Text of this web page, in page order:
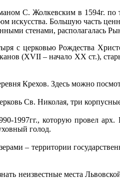
С. Жолкевским в 1594г.
искусства. Большую часть
стенами, располагалась
с церковью Рождества
(XVII – начало XX ст.),
Крехов. Здесь можно
Св. Николая, три
1997гг., которую провел
голод.
– территории
неизвестные места